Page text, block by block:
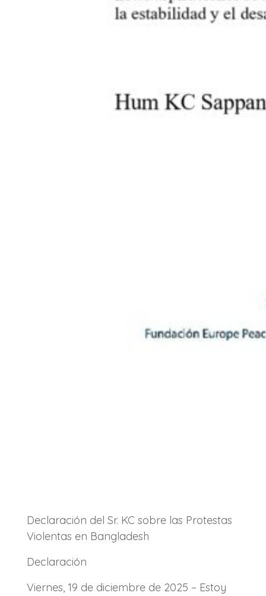
Declaración del Sr. KC sobre las Protestas
Violentas en Bangladesh
Declaración
Viernes, 19 de diciembre de 2025 – Estoy